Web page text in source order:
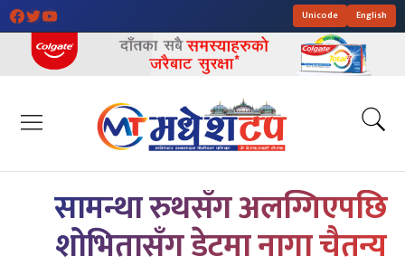
Unicode English
सामन्था रुथसँग अलग्गिएपछि
शोभितासँग डेटमा नागा चैतन्य